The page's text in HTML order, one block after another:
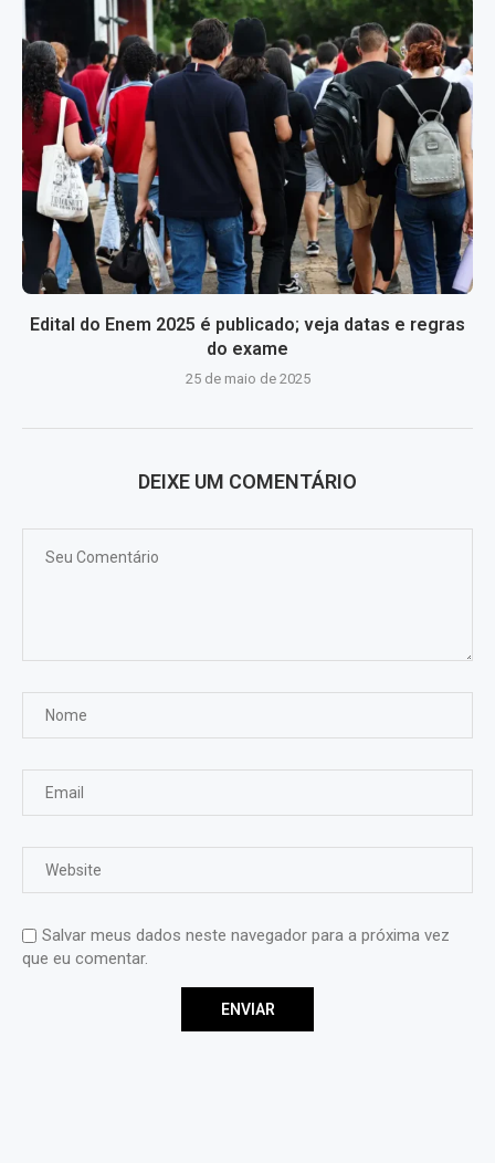
Edital do Enem 2025 é publicado; veja datas e regras
do exame
25 de maio de 2025
DEIXE UM COMENTÁRIO
Salvar meus dados neste navegador para a próxima vez
que eu comentar.